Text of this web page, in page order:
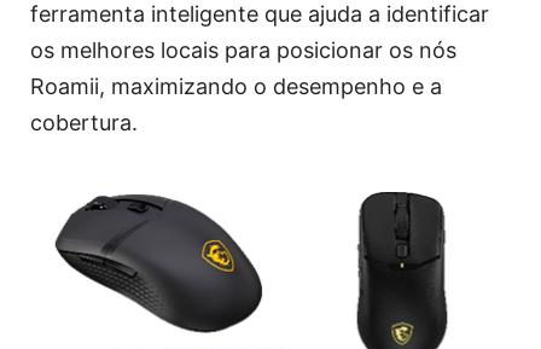
ferramenta inteligente que ajuda a identificar
os melhores locais para posicionar os nós
Roamii, maximizando o desempenho e a
cobertura.